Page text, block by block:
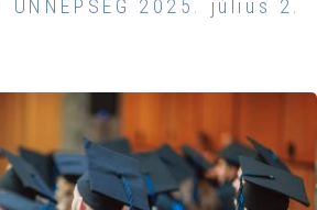
ÜNNEPSÉG 2025. július 2.